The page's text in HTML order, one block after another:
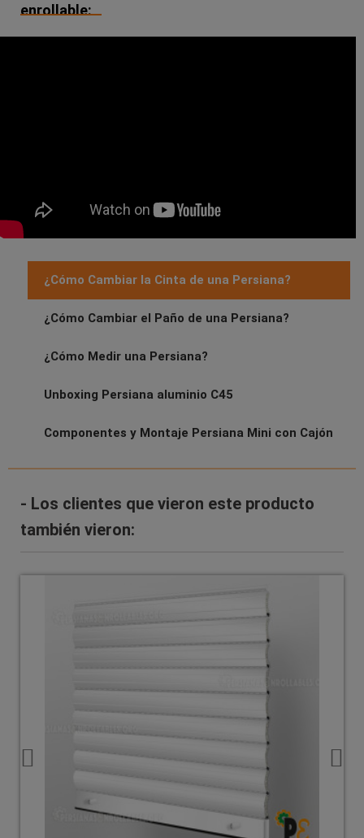
enrollable:
¿Cómo Cambiar la Cinta de una Persiana?
¿Cómo Cambiar el Paño de una Persiana?
¿Cómo Medir una Persiana?
Unboxing Persiana aluminio C45
Componentes y Montaje Persiana Mini con Cajón
- Los clientes que vieron este producto
también vieron: